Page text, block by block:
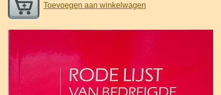
Toevoegen aan winkelwagen